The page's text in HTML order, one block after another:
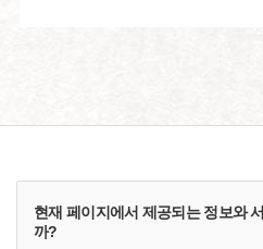
현재 페이지에서 제공되는 정보와
까?